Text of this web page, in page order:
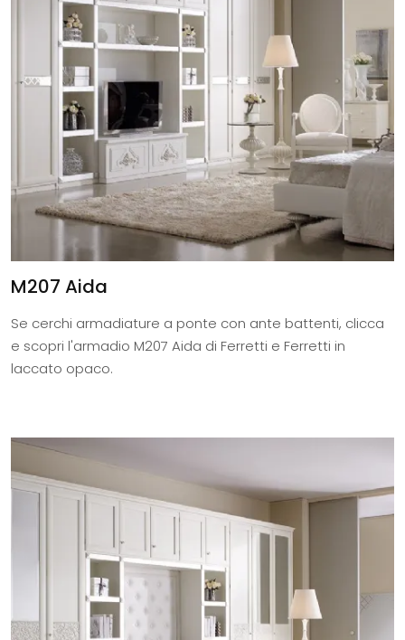
M207 Aida
Se cerchi armadiature a ponte con ante battenti, clicca
e scopri l'armadio M207 Aida di Ferretti e Ferretti in
laccato opaco.